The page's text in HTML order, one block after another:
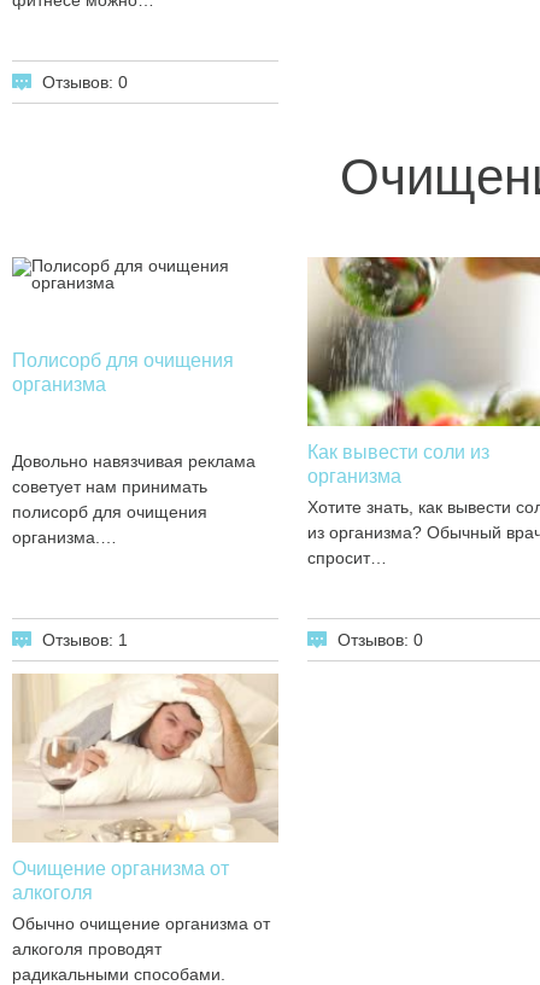
Отзывов: 0
Полисорб для очищения
организма
Довольно навязчивая реклама
советует нам принимать
полисорб для очищения
организма.…
Отзывов: 1
Как вывести соли из
организма
Хотите знать, как вывести
из организма? Обычный
спросит…
Отзывов: 0
Очищение организма от
алкоголя
Обычно очищение организма от
алкоголя проводят
радикальными способами.